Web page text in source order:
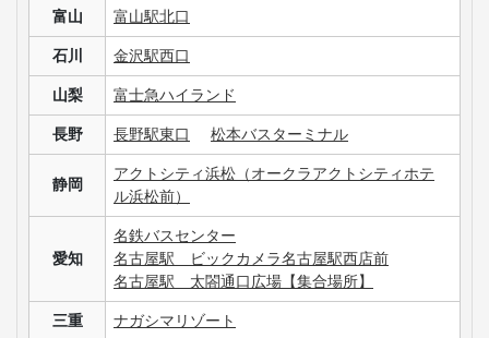
富山 富山駅北口
石川 金沢駅西口
山梨 富士急ハイランド
長野 長野駅東口 松本バスターミナル
静岡
アクトシティ浜松（オークラアクトシティホテ
ル浜松前）
愛知
名鉄バスセンター
名古屋駅 ビックカメラ名古屋駅西店前
名古屋駅 太閤通口広場【集合場所】
三重 ナガシマリゾート